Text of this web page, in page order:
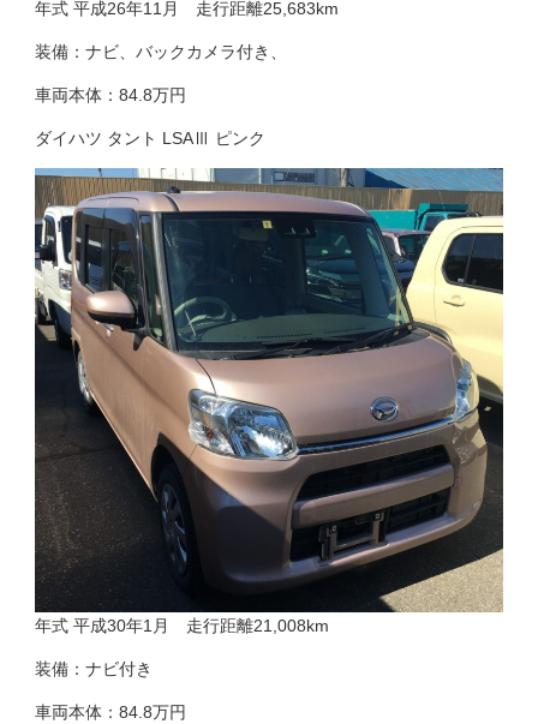
年式 平成26年11月 走行距離25,683km
装備：ナビ、バックカメラ付き、
車両本体：84.8万円
ダイハツ タント LSAⅢ ピンク
年式 平成30年1月 走行距離21,008km
装備：ナビ付き
車両本体：84.8万円